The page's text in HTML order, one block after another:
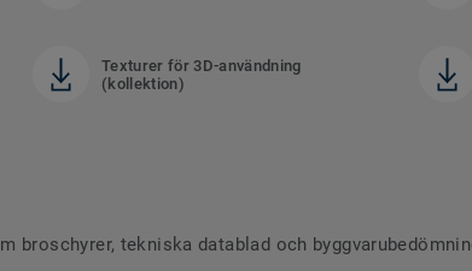
Texturer för 3D-användning
(kollektion)
broschyrer, tekniska datablad och